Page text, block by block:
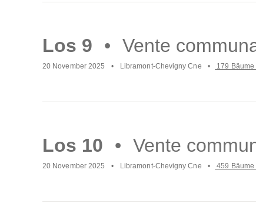
Los 9 Vente
20 November 2025 Libramont-Chevigny Cne 179 Bäume
Los 10 Vente
20 November 2025 Libramont-Chevigny Cne 459 Bäume